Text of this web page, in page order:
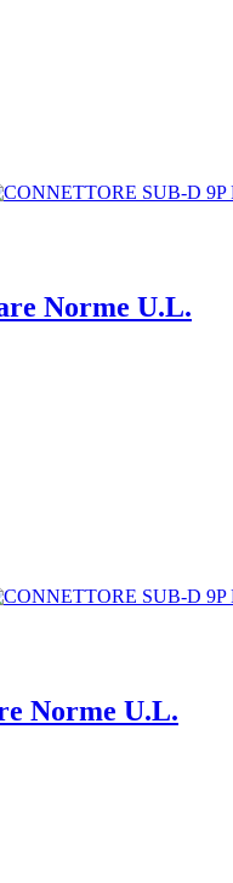
Norme U.L.
Norme U.L.